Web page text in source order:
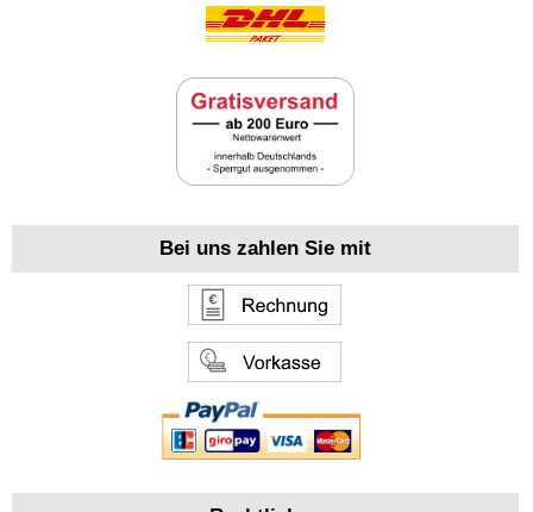
Bei uns zahlen Sie mit